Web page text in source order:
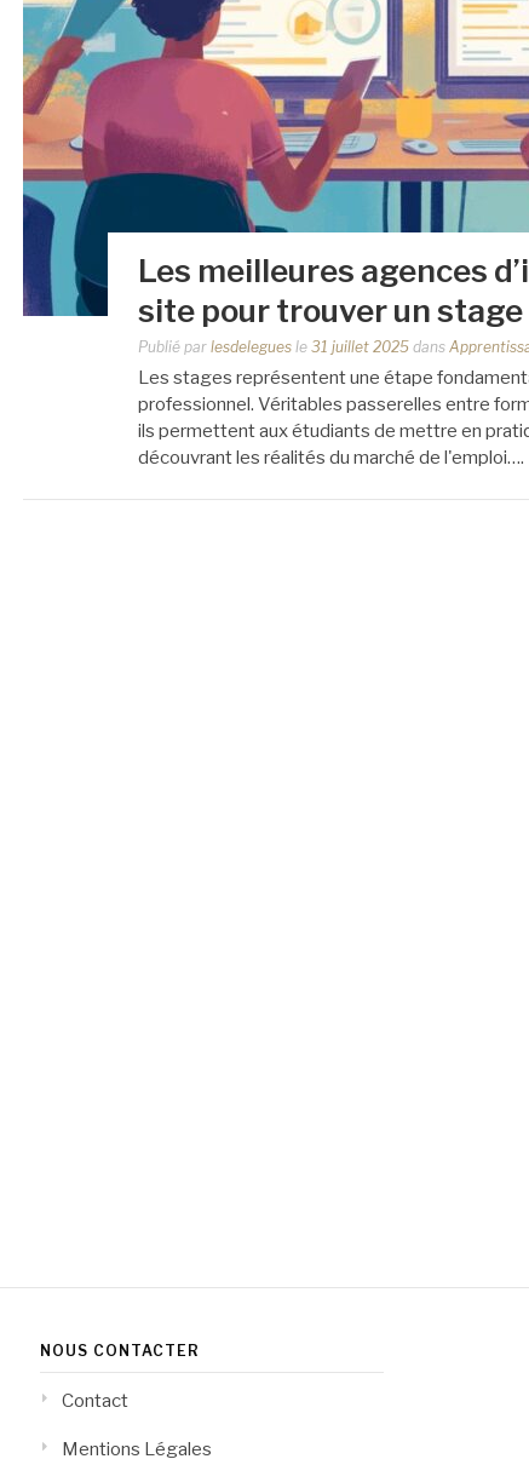
Les meilleures agences
site pour trouver un
Publié par lesdelegues le 31 juillet 2025 dans
Les stages représentent une étape
professionnel. Véritables passerelles entre
ils permettent aux étudiants de mettre en
découvrant les réalités du marché de l'emploi….
NOUS CONTACTER
Contact
Mentions Légales